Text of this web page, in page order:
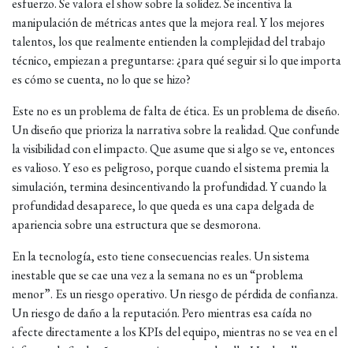
esfuerzo. Se valora el show sobre la solidez. Se incentiva la
manipulación de métricas antes que la mejora real. Y los mejores
talentos, los que realmente entienden la complejidad del trabajo
técnico, empiezan a preguntarse: ¿para qué seguir si lo que importa
es cómo se cuenta, no lo que se hizo?
Este no es un problema de falta de ética. Es un problema de diseño.
Un diseño que prioriza la narrativa sobre la realidad. Que confunde
la visibilidad con el impacto. Que asume que si algo se ve, entonces
es valioso. Y eso es peligroso, porque cuando el sistema premia la
simulación, termina desincentivando la profundidad. Y cuando la
profundidad desaparece, lo que queda es una capa delgada de
apariencia sobre una estructura que se desmorona.
En la tecnología, esto tiene consecuencias reales. Un sistema
inestable que se cae una vez a la semana no es un “problema
menor”. Es un riesgo operativo. Un riesgo de pérdida de confianza.
Un riesgo de daño a la reputación. Pero mientras esa caída no
afecte directamente a los KPIs del equipo, mientras no se vea en el